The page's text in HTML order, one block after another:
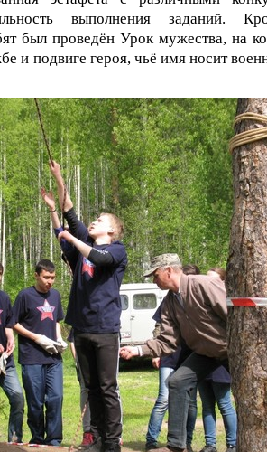
выполнения заданий.
был проведён Урок мужества, на
и подвиге героя, чьё имя носит